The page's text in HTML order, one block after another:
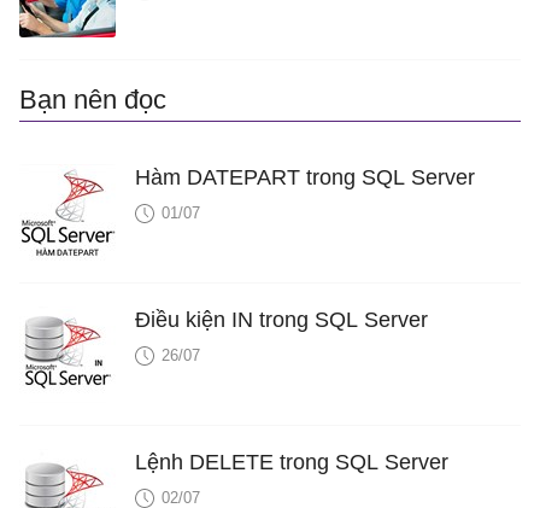
Bạn nên đọc
Hàm DATEPART trong SQL Server
01/07
Điều kiện IN trong SQL Server
26/07
Lệnh DELETE trong SQL Server
02/07